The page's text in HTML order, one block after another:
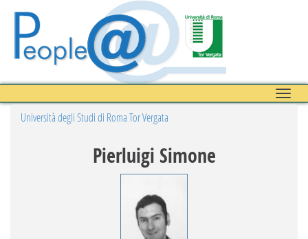
Toggle
Università degli Studi di Roma Tor Vergata
Pierluigi Simone